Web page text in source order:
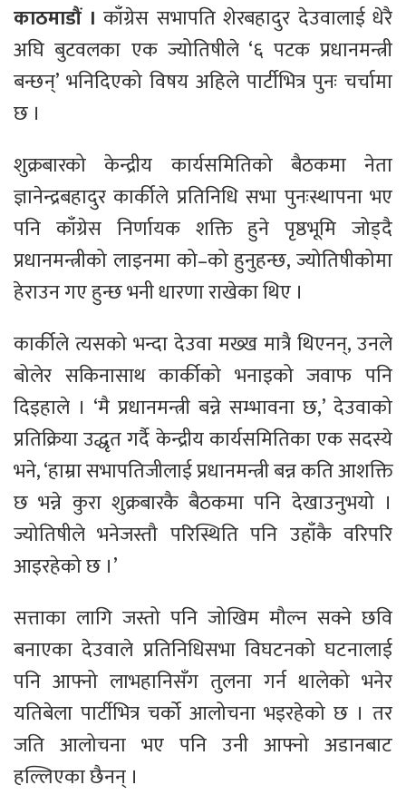
काठमाडौं । काँग्रेस सभापति शेरबहादुर देउवालाई धेरै
अघि बुटवलका एक ज्योतिषीले ‘६ पटक प्रधानमन्त्री
बन्छन्’ भनिदिएको विषय अहिले पार्टीभित्र पुनः चर्चामा
छ ।
शुक्रबारको केन्द्रीय कार्यसमितिको बैठकमा नेता
ज्ञानेन्द्रबहादुर कार्कीले प्रतिनिधि सभा पुनःस्थापना भए
पनि काँग्रेस निर्णायक शक्ति हुने पृष्ठभूमि जोड्दै
प्रधानमन्त्रीको लाइनमा को–को हुनुहन्छ, ज्योतिषीकोमा
हेराउन गए हुन्छ भनी धारणा राखेका थिए ।
कार्कीले त्यसको भन्दा देउवा मख्ख मात्रै थिएनन्, उनले
बोलेर सकिनासाथ कार्कीको भनाइको जवाफ पनि
दिइहाले । ‘मै प्रधानमन्त्री बन्ने सम्भावना छ,’ देउवाको
प्रतिक्रिया उद्धृत गर्दै केन्द्रीय कार्यसमितिका एक सदस्ये
भने, ‘हाम्रा सभापतिजीलाई प्रधानमन्त्री बन्न कति आशक्ति
छ भन्ने कुरा शुक्रबारकै बैठकमा पनि देखाउनुभयो ।
ज्योतिषीले भनेजस्तौ परिस्थिति पनि उहाँकै वरिपरि
आइरहेको छ ।’
सत्ताका लागि जस्तो पनि जोखिम मौल्न सक्ने छवि
बनाएका देउवाले प्रतिनिधिसभा विघटनको घटनालाई
पनि आफ्नो लाभहानिसँग तुलना गर्न थालेको भनेर
यतिबेला पार्टीभित्र चर्को आलोचना भइरहेको छ । तर
जति आलोचना भए पनि उनी आफ्नो अडानबाट
हल्लिएका छैनन् ।